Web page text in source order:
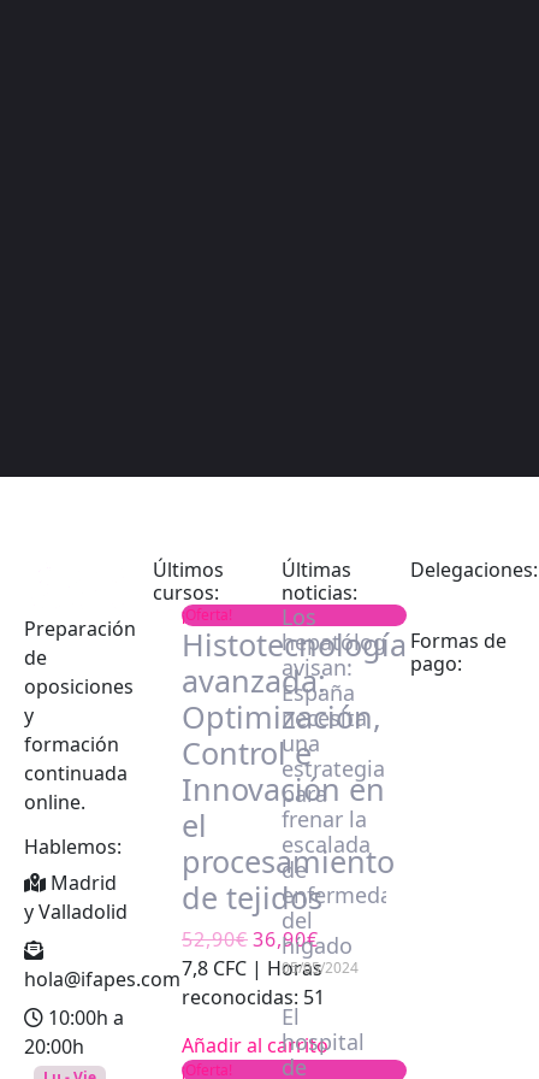
Preparación
de
oposiciones
y
formación
continuada
online.
Hablemos:
Madrid
y Valladolid
hola@ifapes.com
10:00h a
20:00h
Últimos
cursos:
¡Oferta!
Histotecnología
avanzada:
Optimización,
Control e
Innovación en
el
procesamiento
de tejidos
52,90€36,90€
7,8 CFC | Horas
reconocidas: 51
Añadir al carrito
¡Oferta!
Últimas
noticias:
Los
hepatólogos
avisan:
España
necesita
una
estrategia
para
frenar la
escalada
de
enfermedades
del
hígado
05/05/2024
El
hospital
de
Delegaciones:
Formas de
pago: